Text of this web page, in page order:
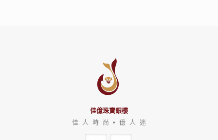
佳億珠寶銀樓
佳 人 時 尚 • 億 人 迷